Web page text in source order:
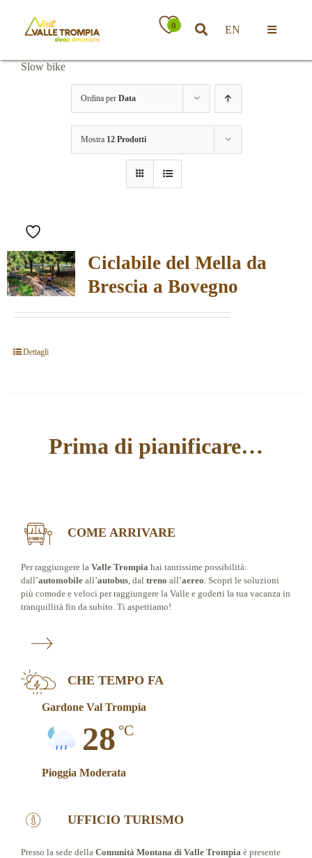
contenuto
0 EN
Toggle
Eventi
Slow bike
Ordina per Data
Mostra 12 Prodotti
Ciclabile del Mella da
Brescia a Bovegno
Dettagli
Prima di pianificare…
COME ARRIVARE
Per raggiungere la Valle Trompiahai tantissime possibilità:
dall’automobileall’autobus, dal treno all’aereo. Scopri le soluzioni
più comode e veloci per raggiungere la Valle e goderti la tua vacanza in
tranquillità fin da subito. Ti aspettiamo!
CHE TEMPO FA
Gardone Val Trompia
28 °C
Pioggia Moderata
UFFICIO TURISMO
Presso la sede della Comunità Montana di Valle Trompiaè presente